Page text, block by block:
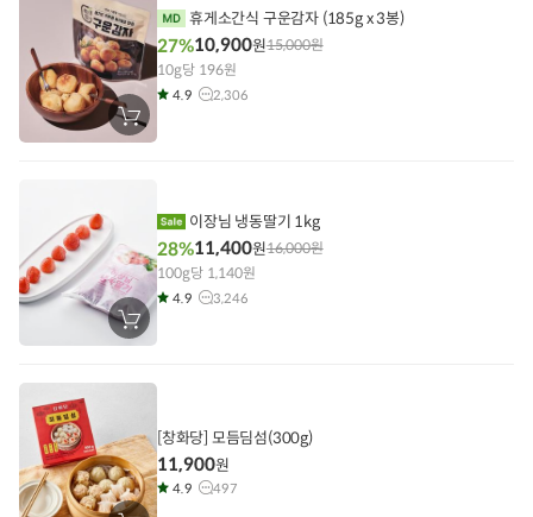
기
장
바
휴게소간식 구운감자 (185g x 3봉)
27%10,900원15,000원
10g당 196원
4.9 2,306
장
바
에
이장님 냉동딸기 1kg
28%11,400원16,000원
100g당 1,140원
4.9 3,246
[창화당] 모듬딤섬(300g)
11,900원
4.9 497